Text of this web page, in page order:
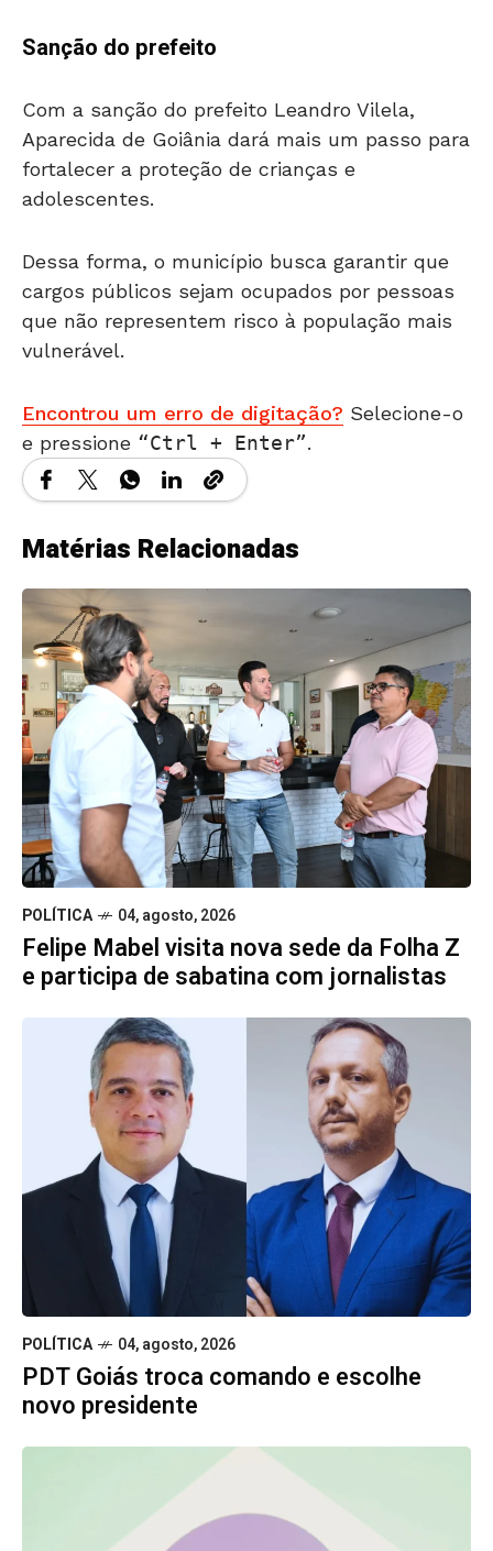
Sanção do prefeito
Com a sanção do prefeito Leandro Vilela,
Aparecida de Goiânia dará mais um passo para
fortalecer a proteção de crianças e
adolescentes.
Dessa forma, o município busca garantir que
cargos públicos sejam ocupados por pessoas
que não representem risco à população mais
vulnerável.
Encontrou um erro de digitação? Selecione-o
e pressione
Ctrl + Enter .
Matérias Relacionadas
POLÍTICA 04, agosto, 2026
Felipe Mabel visita nova sede da Folha Z
e participa de sabatina com jornalistas
POLÍTICA 04, agosto, 2026
PDT Goiás troca comando e escolhe
novo presidente